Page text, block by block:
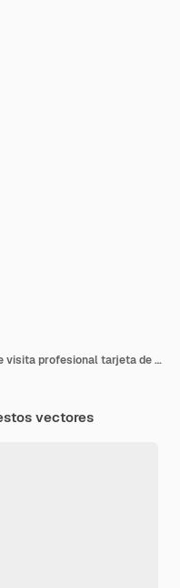
Plantilla de diseño de tarjetas de visita profesional tarjeta de visita corporativa diseño elegante
vectores